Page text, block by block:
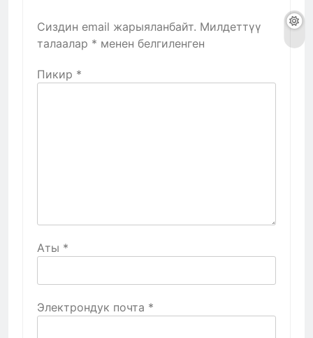
Сиздин email жарыяланбайт. Милдеттүү
талаалар * менен белгиленген
Пикир *
Аты *
Электрондук почта *